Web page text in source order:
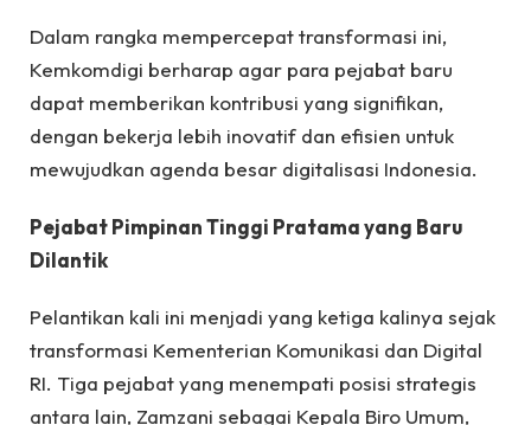
Dalam rangka mempercepat transformasi ini,
Kemkomdigi berharap agar para pejabat baru
dapat memberikan kontribusi yang signifikan,
dengan bekerja lebih inovatif dan efisien untuk
mewujudkan agenda besar digitalisasi Indonesia.
Pejabat Pimpinan Tinggi Pratama yang Baru
Dilantik
Pelantikan kali ini menjadi yang ketiga kalinya sejak
transformasi Kementerian Komunikasi dan Digital
RI. Tiga pejabat yang menempati posisi strategis
antara lain, Zamzani sebagai Kepala Biro Umum,